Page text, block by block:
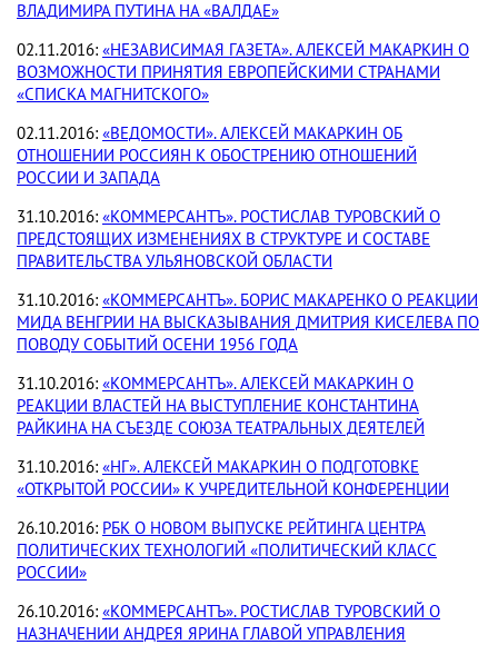
ВЛАДИМИРА ПУТИНА НА «ВАЛДАЕ»
02.11.2016: «НЕЗАВИСИМАЯ ГАЗЕТА». АЛЕКСЕЙ МАКАРКИН О
ВОЗМОЖНОСТИ ПРИНЯТИЯ ЕВРОПЕЙСКИМИ СТРАНАМИ
«СПИСКА МАГНИТСКОГО»
02.11.2016: «ВЕДОМОСТИ». АЛЕКСЕЙ МАКАРКИН ОБ
ОТНОШЕНИИ РОССИЯН К ОБОСТРЕНИЮ ОТНОШЕНИЙ
РОССИИ И ЗАПАДА
31.10.2016: «КОММЕРСАНТЪ». РОСТИСЛАВ ТУРОВСКИЙ О
ПРЕДСТОЯЩИХ ИЗМЕНЕНИЯХ В СТРУКТУРЕ И СОСТАВЕ
ПРАВИТЕЛЬСТВА УЛЬЯНОВСКОЙ ОБЛАСТИ
31.10.2016: «КОММЕРСАНТЪ». БОРИС МАКАРЕНКО О РЕАКЦИИ
МИДА ВЕНГРИИ НА ВЫСКАЗЫВАНИЯ ДМИТРИЯ КИСЕЛЕВА ПО
ПОВОДУ СОБЫТИЙ ОСЕНИ 1956 ГОДА
31.10.2016: «КОММЕРСАНТЪ». АЛЕКСЕЙ МАКАРКИН О
РЕАКЦИИ ВЛАСТЕЙ НА ВЫСТУПЛЕНИЕ КОНСТАНТИНА
РАЙКИНА НА СЪЕЗДЕ СОЮЗА ТЕАТРАЛЬНЫХ ДЕЯТЕЛЕЙ
31.10.2016: «НГ». АЛЕКСЕЙ МАКАРКИН О ПОДГОТОВКЕ
«ОТКРЫТОЙ РОССИИ» К УЧРЕДИТЕЛЬНОЙ КОНФЕРЕНЦИИ
26.10.2016: РБК О НОВОМ ВЫПУСКЕ РЕЙТИНГА ЦЕНТРА
ПОЛИТИЧЕСКИХ ТЕХНОЛОГИЙ «ПОЛИТИЧЕСКИЙ КЛАСС
РОССИИ»
26.10.2016: «КОММЕРСАНТЪ». РОСТИСЛАВ ТУРОВСКИЙ О
НАЗНАЧЕНИИ АНДРЕЯ ЯРИНА ГЛАВОЙ УПРАВЛЕНИЯ